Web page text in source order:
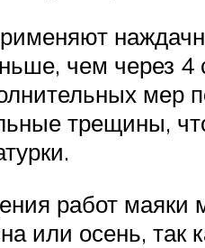
чем через 4
мер
трещины,
работ
или осень, так